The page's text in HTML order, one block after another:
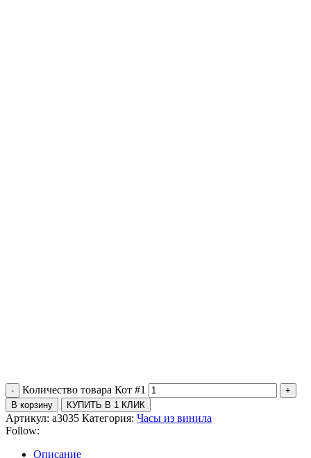
Количество товара Кот #1
В корзину КУПИТЬ В 1 КЛИК
Артикул: a3035 Категория: Часы из винила
Follow:
Описание